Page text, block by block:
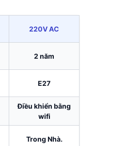
220V AC
2 năm
E27
Điều khiển bằng
wifi
Trong Nhà.